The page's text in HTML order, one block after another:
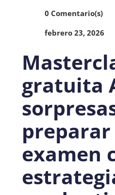
0 Comentario(s)
febrero 23, 2026
gratuita
preparar
examen